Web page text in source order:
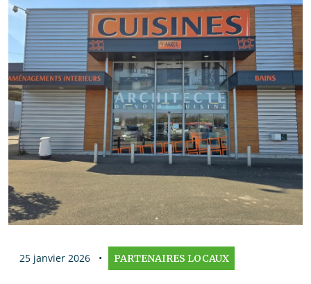
25 janvier 2026 • PARTENAIRES LOCAUX